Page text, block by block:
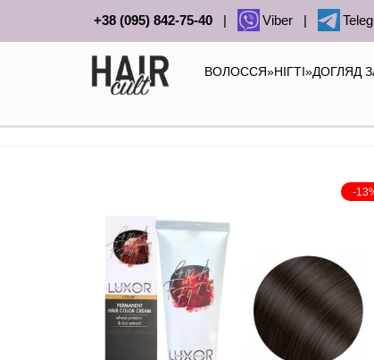
+38 (095) 842-75-40 | Viber |
ВОЛОССЯ»НІГТІ»ДОГЛЯД
-